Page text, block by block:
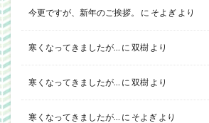
今更ですが、新年のご挨拶。 に そよぎ より
寒くなってきましたが… に 双樹 より
寒くなってきましたが… に 双樹 より
寒くなってきましたが… に そよぎ より